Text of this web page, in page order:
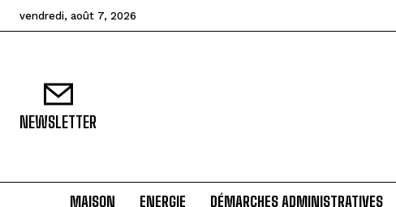
vendredi, août 7, 2026
NEWSLETTER
MAISON ENERGIE DÉMARCHES ADMINISTRATIVES